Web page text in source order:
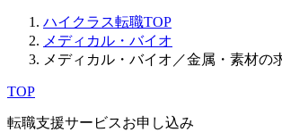
ハイクラス転職TOP
メディカル・バイオ
メディカル・バイオ／金属・素材の
TOP
転職支援サービスお申し込み